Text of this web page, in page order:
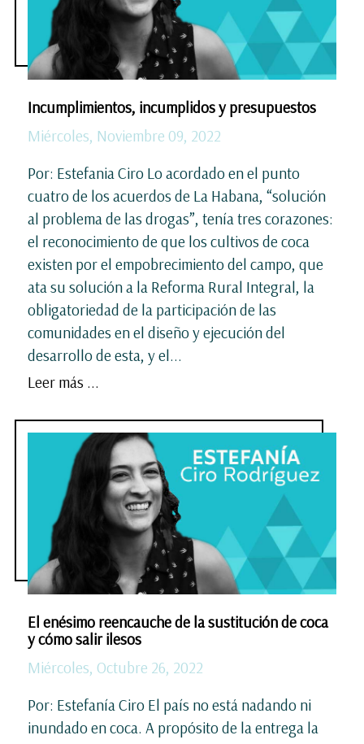
Incumplimientos, incumplidos y presupuestos
Miércoles, Noviembre 09, 2022
Por: Estefania Ciro Lo acordado en el punto
cuatro de los acuerdos de La Habana, “solución
al problema de las drogas”, tenía tres corazones:
el reconocimiento de que los cultivos de coca
existen por el empobrecimiento del campo, que
ata su solución a la Reforma Rural Integral, la
obligatoriedad de la participación de las
comunidades en el diseño y ejecución del
desarrollo de esta, y el...
Leer más ...
El enésimo reencauche de la sustitución de coca
y cómo salir ilesos
Miércoles, Octubre 26, 2022
Por: Estefanía Ciro El país no está nadando ni
inundado en coca. A propósito de la entrega la